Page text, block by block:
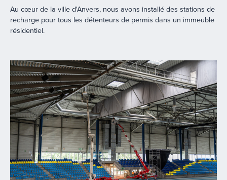
Au cœur de la ville d'Anvers, nous avons installé des stations de
recharge pour tous les détenteurs de permis dans un immeuble
résidentiel.